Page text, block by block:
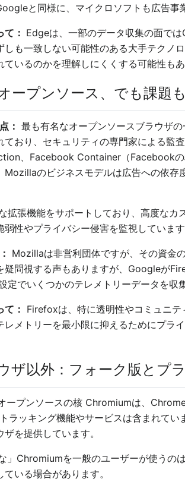
と同様に、マイクロソフトも広告事
： Edgeは、一部のデータ収集の面で
しも一致しない可能性のある大手テクノ
ているのかを理解しにくくする可能性もあ
ープンソース、でも課題も
： 最も有名なオープンソースブラウザ
ており、セキュリティの専門家による監
、Facebook Container（Facebookの
Mozillaのビジネスモデルは広告への依
拡張機能をサポートしており、高度なカ
弱性やプライバシー侵害を監視しています
Mozillaは非営利団体ですが、その資金
疑問視する声もありますが、Googleが
定でいくつかのテレメトリーデータを収
：
Firefoxは、特に透明性やコミュニ
レメトリーを最小限に抑えるためにプ
ザ以外：フォーク版とプ
ープンソースの核 Chromiumは、
ラッキング機能やサービスは含まれて
ザを提供しています。
な」Chromiumを一般のユーザーが使うの
いる場合があります。